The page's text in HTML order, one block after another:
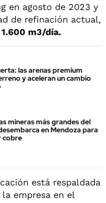
en agosto de 2023 y
de refinación actual,
m3/día.
las arenas premium
y aceleran un cambio
mineras más grandes del
en Mendoza para
cobre
está respaldada
empresa en el